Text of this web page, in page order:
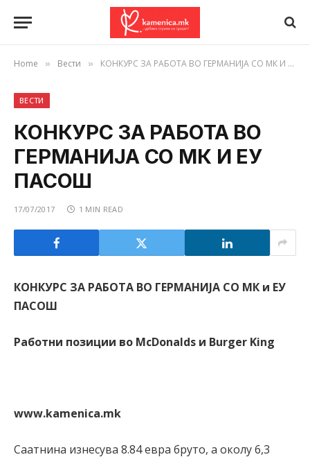
Home » Вести » КОНКУРС ЗА РАБОТА ВО ГЕРМАНИЈА СО МК И ЕУ ПАСОШ
ВЕСТИ
КОНКУРС ЗА РАБОТА ВО
ГЕРМАНИЈА СО МК И ЕУ
ПАСОШ
17/07/2017 1 MIN READ
КОНКУРС ЗА РАБОТА ВО ГЕРМАНИЈА СО МК и ЕУ
ПАСОШ
Работни позиции во McDonalds и Burger King
www.kamenica.mk
Саатнина изнесува 8.84 евра бруто, а околу 6,3